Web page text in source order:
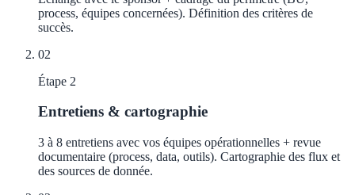
process, équipes concernées). Définition des critères de
succès.
02
Étape 2
Entretiens & cartographie
3 à 8 entretiens avec vos équipes opérationnelles + revue
documentaire (process, data, outils). Cartographie des flux et
des sources de donnée.